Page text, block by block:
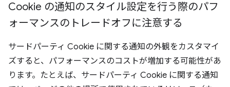
Cookie の通知のスタイル設定を行う際のパフ
ォーマンスのトレードオフに注意する
サードパーティ Cookie に関する通知の外観をカスタマイ
ズすると、パフォーマンスのコストが増加する可能性があ
ります。たとえば、サードパーティ Cookie に関する通知